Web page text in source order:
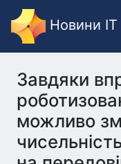
Новини IT
Завдяки
можливо